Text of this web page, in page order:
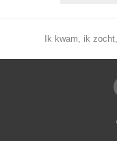
Ik kwam, ik